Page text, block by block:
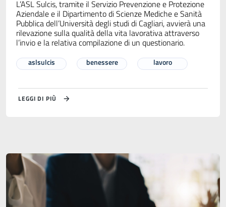
L’ASL Sulcis, tramite il Servizio Prevenzione e Protezione
Aziendale e il Dipartimento di Scienze Mediche e Sanità
Pubblica dell’Università degli studi di Cagliari, avvierà una
rilevazione sulla qualità della vita lavorativa attraverso
l’invio e la relativa compilazione di un questionario.
aslsulcis benessere lavoro
LEGGI DI PIÙ